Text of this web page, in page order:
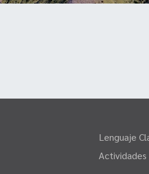
Lenguaje
Actividades